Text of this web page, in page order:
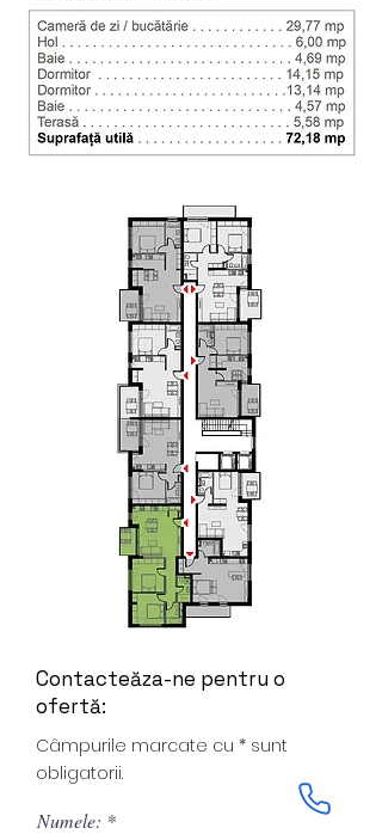
Contacteăza-ne pentru o
ofertă:
Câmpurile marcate cu * sunt
obligatorii.
Numele: